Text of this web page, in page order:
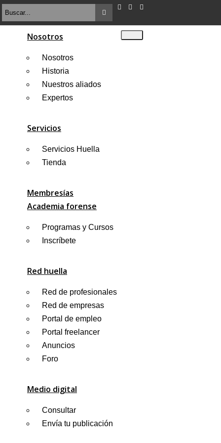
Nosotros
Nosotros
Historia
Nuestros aliados
Expertos
Servicios
Servicios Huella
Tienda
Membresías
Academia forense
Programas y Cursos
Inscríbete
Red huella
Red de profesionales
Red de empresas
Portal de empleo
Portal freelancer
Anuncios
Foro
Medio digital
Consultar
Envía tu publicación
¡Regalo de Huella para
Accede
LO QUIERO AHORA